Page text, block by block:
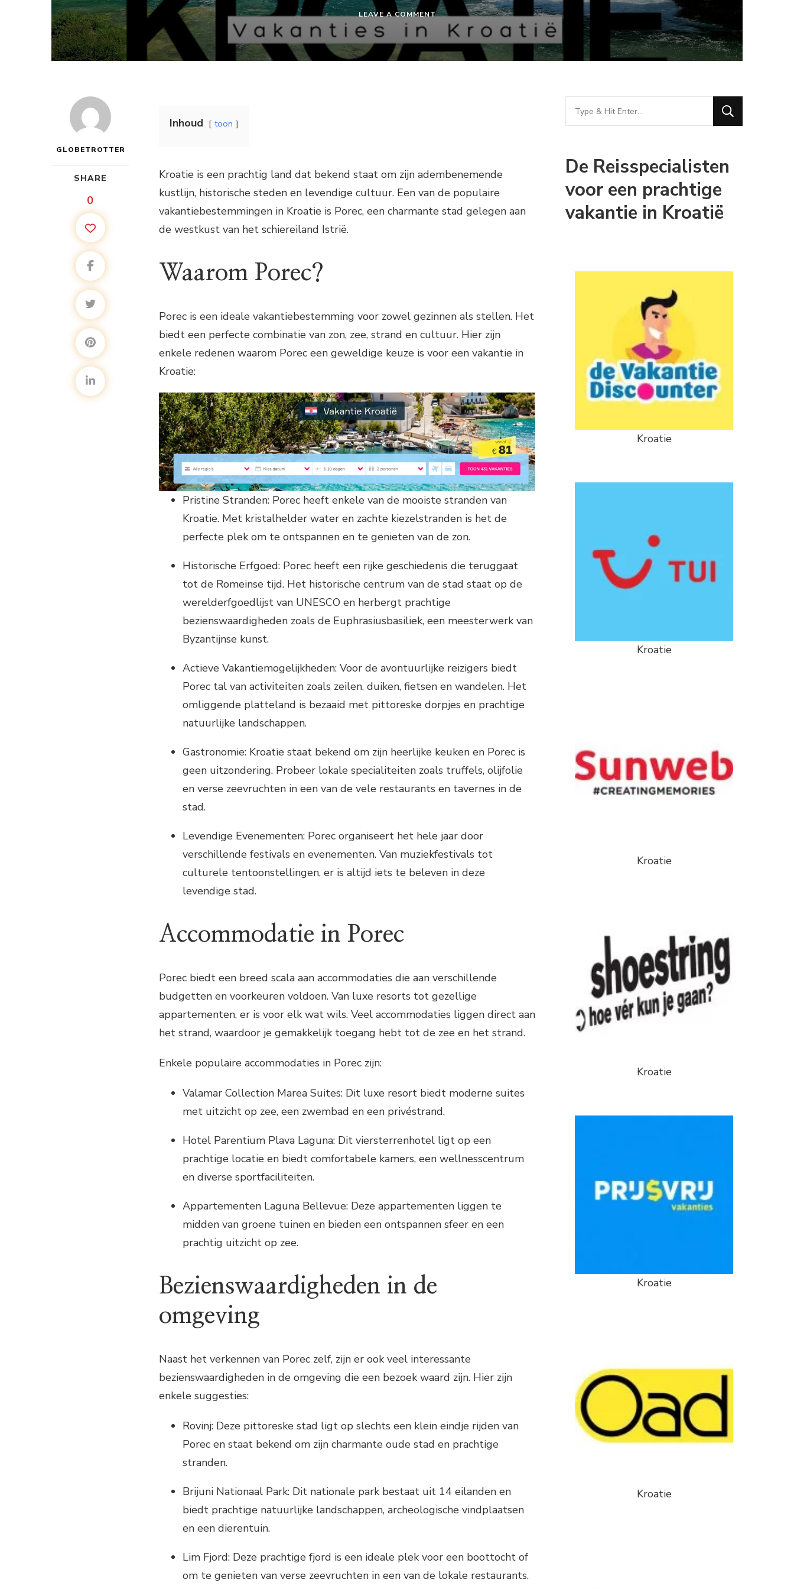
LEAVE A COMMENTON
KROATIE
VAKANTIE
POREC
GLOBETROTTER
SHARE
0
Inhoud toon
Kroatie is een prachtig land dat bekend staat om zijn adembenemende
kustlijn, historische steden en levendige cultuur. Een van de populaire
vakantiebestemmingen in Kroatie is Porec, een charmante stad gelegen aan
de westkust van het schiereiland Istrië.
Waarom Porec?
Porec is een ideale vakantiebestemming voor zowel gezinnen als stellen. Het
biedt een perfecte combinatie van zon, zee, strand en cultuur. Hier zijn
enkele redenen waarom Porec een geweldige keuze is voor een vakantie in
Kroatie:
Pristine Stranden: Porec heeft enkele van de mooiste stranden van
Kroatie. Met kristalhelder water en zachte kiezelstranden is het de
perfecte plek om te ontspannen en te genieten van de zon.
Historische Erfgoed: Porec heeft een rijke geschiedenis die teruggaat
tot de Romeinse tijd. Het historische centrum van de stad staat op de
werelderfgoedlijst van UNESCO en herbergt prachtige
bezienswaardigheden zoals de Euphrasiusbasiliek, een meesterwerk van
Byzantijnse kunst.
Actieve Vakantiemogelijkheden: Voor de avontuurlijke reizigers biedt
Porec tal van activiteiten zoals zeilen, duiken, fietsen en wandelen. Het
omliggende platteland is bezaaid met pittoreske dorpjes en prachtige
natuurlijke landschappen.
Gastronomie: Kroatie staat bekend om zijn heerlijke keuken en Porec is
geen uitzondering. Probeer lokale specialiteiten zoals truffels, olijfolie
en verse zeevruchten in een van de vele restaurants en tavernes in de
stad.
Levendige Evenementen: Porec organiseert het hele jaar door
verschillende festivals en evenementen. Van muziekfestivals tot
culturele tentoonstellingen, er is altijd iets te beleven in deze
levendige stad.
Accommodatie in Porec
Porec biedt een breed scala aan accommodaties die aan verschillende
budgetten en voorkeuren voldoen. Van luxe resorts tot gezellige
appartementen, er is voor elk wat wils. Veel accommodaties liggen direct aan
het strand, waardoor je gemakkelijk toegang hebt tot de zee en het strand.
Enkele populaire accommodaties in Porec zijn:
Valamar Collection Marea Suites: Dit luxe resort biedt moderne suites
met uitzicht op zee, een zwembad en een privéstrand.
Hotel Parentium Plava Laguna: Dit viersterrenhotel ligt op een
prachtige locatie en biedt comfortabele kamers, een wellnesscentrum
en diverse sportfaciliteiten.
Appartementen Laguna Bellevue: Deze appartementen liggen te
midden van groene tuinen en bieden een ontspannen sfeer en een
prachtig uitzicht op zee.
Bezienswaardigheden in de
omgeving
Naast het verkennen van Porec zelf, zijn er ook veel interessante
bezienswaardigheden in de omgeving die een bezoek waard zijn. Hier zijn
enkele suggesties:
Rovinj: Deze pittoreske stad ligt op slechts een klein eindje rijden van
Porec en staat bekend om zijn charmante oude stad en prachtige
stranden.
Brijuni Nationaal Park: Dit nationale park bestaat uit 14 eilanden en
biedt prachtige natuurlijke landschappen, archeologische vindplaatsen
en een dierentuin.
Lim Fjord: Deze prachtige fjord is een ideale plek voor een boottocht of
om te genieten van verse zeevruchten in een van de lokale restaurants.
Looking
for
De Reisspecialisten
voor een prachtige
vakantie in Kroatië
Kroatie
Kroatie
Kroatie
Kroatie
Kroatie
Kroatie